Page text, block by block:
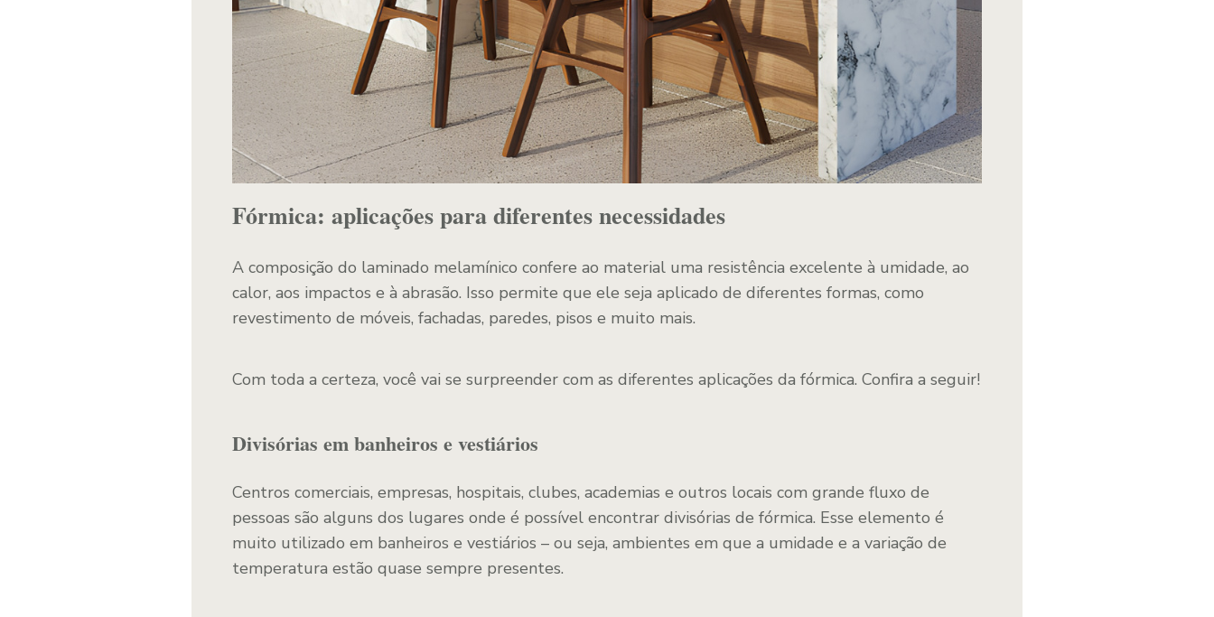
Fórmica: aplicações para diferentes necessidades
A composição do laminado melamínico confere ao material uma resistência excelente à umidade, ao
calor, aos impactos e à abrasão. Isso permite que ele seja aplicado de diferentes formas, como
revestimento de móveis, fachadas, paredes, pisos e muito mais.
Com toda a certeza, você vai se surpreender com as diferentes aplicações da fórmica. Confira a seguir!
Divisórias em banheiros e vestiários
Centros comerciais, empresas, hospitais, clubes, academias e outros locais com grande fluxo de
pessoas são alguns dos lugares onde é possível encontrar divisórias de fórmica. Esse elemento é
muito utilizado em banheiros e vestiários – ou seja, ambientes em que a umidade e a variação de
temperatura estão quase sempre presentes.